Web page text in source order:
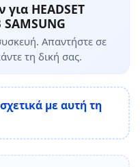
HEADSET
SAMSUNG
Απαντήστε σε
τη δική σας.
με αυτή τη